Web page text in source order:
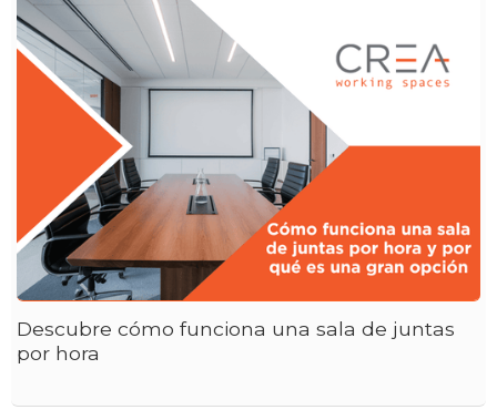
Descubre cómo funciona una sala de juntas
por hora